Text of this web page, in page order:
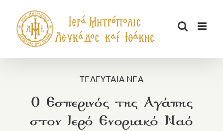
περιεχόμενο
ΤΕΛΕΥΤΑΙΑ ΝΕΑ
Ο Εσπερινός της Αγάπης
στον Ιερό Ενοριακό Ναό